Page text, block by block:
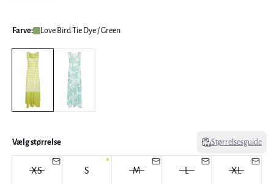
Farve: Love Bird Tie Dye / Green
Vælg størrelse Størrelsesguide
XS S M L XL